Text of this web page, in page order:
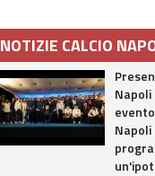
NOTIZIE CALCIO
Napoli